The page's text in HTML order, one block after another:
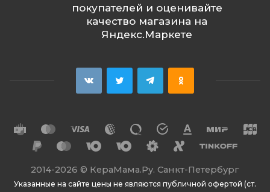
2014-2026 © КераМама.Ру. Санкт-Петербург
Указанные на сайте цены не являются публичной офертой (ст.